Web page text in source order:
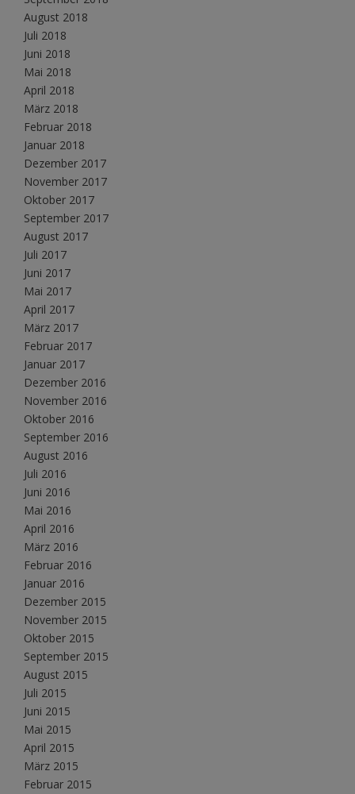
August 2018
Juli 2018
Juni 2018
Mai 2018
April 2018
März 2018
Februar 2018
Januar 2018
Dezember 2017
November 2017
Oktober 2017
September 2017
August 2017
Juli 2017
Juni 2017
Mai 2017
April 2017
März 2017
Februar 2017
Januar 2017
Dezember 2016
November 2016
Oktober 2016
September 2016
August 2016
Juli 2016
Juni 2016
Mai 2016
April 2016
März 2016
Februar 2016
Januar 2016
Dezember 2015
November 2015
Oktober 2015
September 2015
August 2015
Juli 2015
Juni 2015
Mai 2015
April 2015
März 2015
Februar 2015